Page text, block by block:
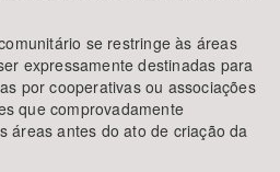
se restringe às áreas
expressamente destinadas para
por cooperativas ou associações
que comprovadamente
áreas antes do ato de criação da